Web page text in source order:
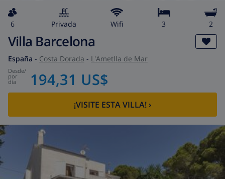
6 privada wifi 3 2
Villa Barcelona
España - Costa Dorada - L'Ametlla de Mar
desde/
por
día 194,31 US$
¡VISITE ESTA VILLA! ›